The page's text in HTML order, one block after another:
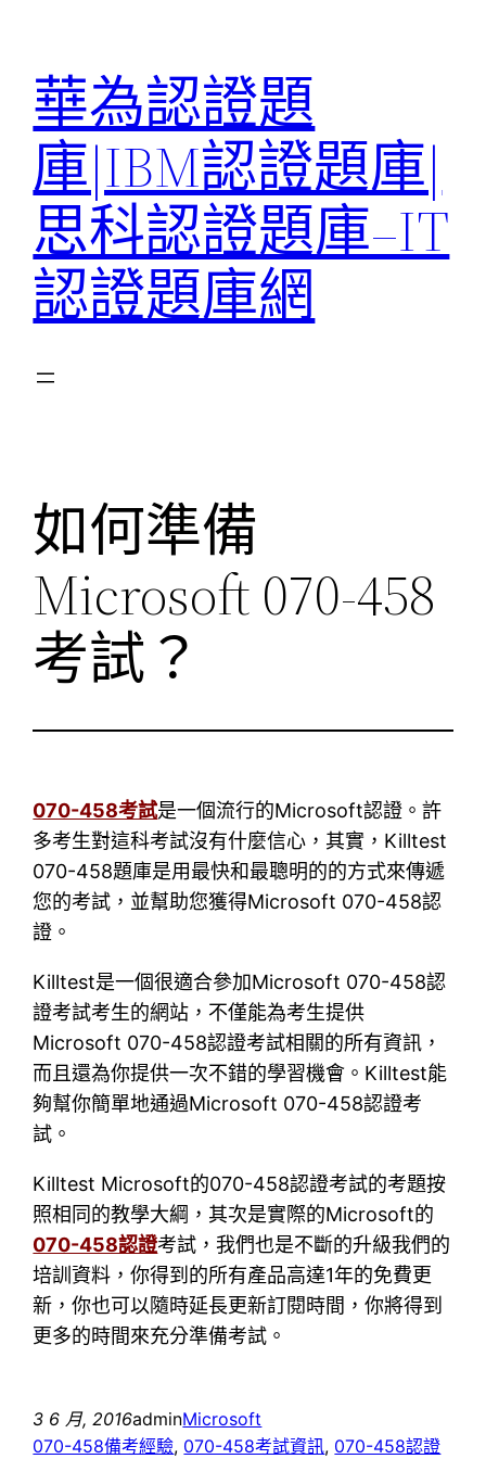
華為認證題
庫|IBM認證題庫|
思科認證題庫–IT
認證題庫網
如何準備
Microsoft 070-458
考試？
070-458考試是一個流行的Microsoft認證。許
多考生對這科考試沒有什麼信心，其實，Killtest
070-458題庫是用最快和最聰明的的方式來傳遞
您的考試，並幫助您獲得Microsoft 070-458認
證。
Killtest是一個很適合參加Microsoft 070-458認
證考試考生的網站，不僅能為考生提供
Microsoft 070-458認證考試相關的所有資訊，
而且還為你提供一次不錯的學習機會。Killtest能
夠幫你簡單地通過Microsoft 070-458認證考
試。
Killtest Microsoft的070-458認證考試的考題按
照相同的教學大綱，其次是實際的Microsoft的
070-458認證考試，我們也是不斷的升級我們的
培訓資料，你得到的所有產品高達1年的免費更
新，你也可以隨時延長更新訂閱時間，你將得到
更多的時間來充分準備考試。
3 6 月, 2016adminMicrosoft
070-458備考經驗, 070-458考試資訊, 070-458認證